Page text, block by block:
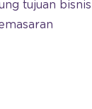
tujuan